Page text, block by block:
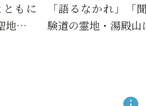
もに
地…
「語るなかれ」「
験道の霊地・湯殿